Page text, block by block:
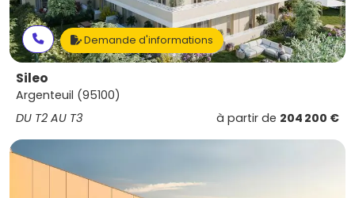
Demande d'informations
Sileo
Argenteuil (95100)
DU T2 AU T3
à partir de 204 200 €